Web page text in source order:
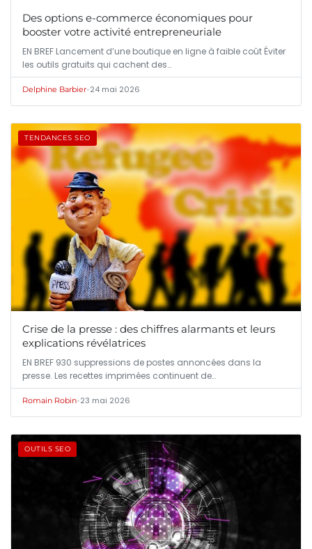
Des options e-commerce économiques pour
booster votre activité entrepreneuriale
EN BREF Lancement d’une boutique en ligne à faible coût Éviter
les outils gratuits qui cachent des…
Delphine Barbier•24 mai 2026
TENDANCES SEO
Crise de la presse : des chiffres alarmants et leurs
explications révélatrices
EN BREF 930 suppressions de postes annoncées dans la
presse. Les recettes imprimées continuent de…
Romain Robin•23 mai 2026
OUTILS SEO